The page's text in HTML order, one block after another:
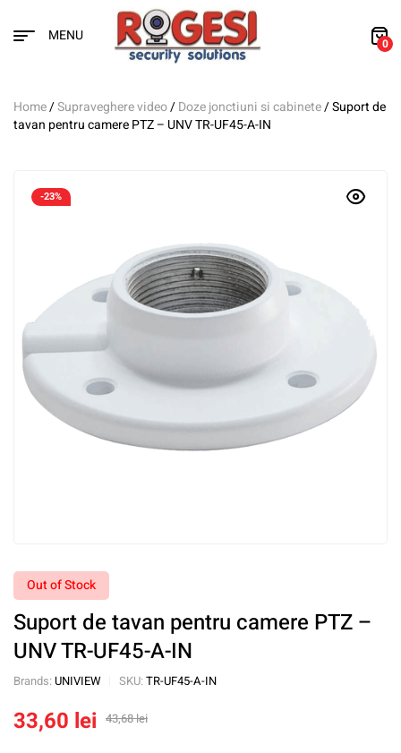
MENU 0
Home/Supraveghere video/Doze jonctiuni si cabinete/ Suport de
tavan pentru camere PTZ – UNV TR-UF45-A-IN
-23%
Out of Stock
Suport de tavan pentru camere PTZ –
UNV TR-UF45-A-IN
Brands: UNIVIEW SKU: TR-UF45-A-IN
43,68lei
33,60 lei